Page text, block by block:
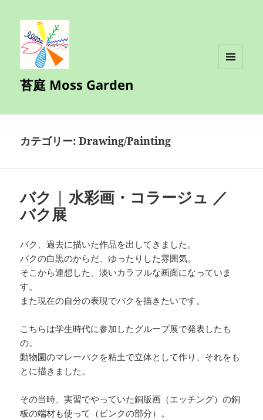
苔庭 Moss Garden
カテゴリー:Drawing/Painting
バク | 水彩画・コラージュ ／
バク展
バク、過去に描いた作品を出してきました。
バクの白黒のからだ、ゆったりした雰囲気。
そこから連想した、淡いカラフルな画面になっていま
す。
また現在の自分の表現でバクを描きたいです。
こちらは学生時代に参加したグループ展で発表したも
の。
動物園のマレーバクを粘土で立体として作り、それをも
とに描きました。
その当時、実習でやっていた銅版画（エッチング）の銅
板の端材も使って（ピンクの部分）。